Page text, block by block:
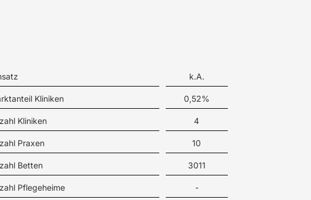
k.A.
Kliniken 0,52%
Kliniken 4
Praxen 10
Betten 3011
Pflegeheime -